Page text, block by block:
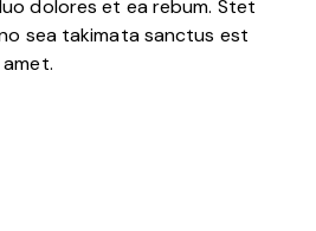
dolores et ea rebum. Stet
sea takimata sanctus est